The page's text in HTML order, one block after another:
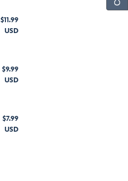
$11.99
USD
$9.99
USD
$7.99
USD